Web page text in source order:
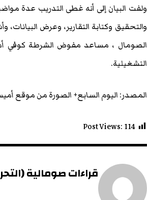
ولفت البيان إلى أنه غطى التدريب عدة
والتحقيق وكتابة التقارير، وعرض
الصومال ، مساعد مفوض الشرطة كوفي
التشغيلية.
المصدر: اليوم السابع+ الصورة من موقع
Post Views: 114
قراءات صومالية